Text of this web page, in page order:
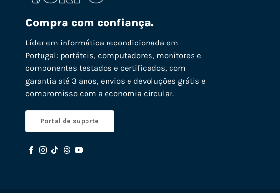
Compra com confiança.
Líder em informática recondicionada em
Portugal: portáteis, computadores, monitores e
componentes testados e certificados, com
garantia até 3 anos, envios e devoluções grátis e
compromisso com a economia circular.
Portal de suporte